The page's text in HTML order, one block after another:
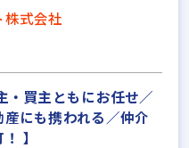
式会社
・買主ともにお任せ／
にも携われる／仲介
】